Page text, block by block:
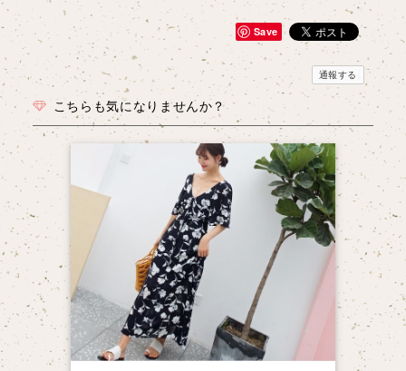
Save
通報する
こちらも気になりませんか？